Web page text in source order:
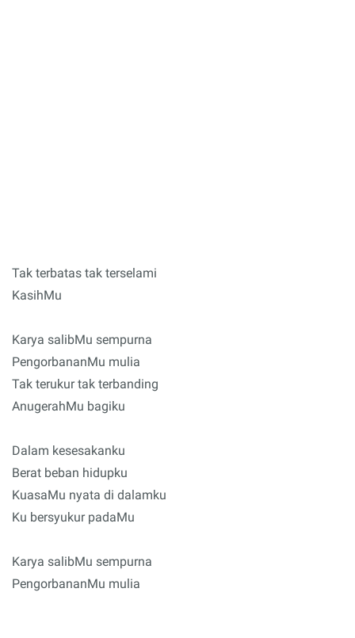
Tak terbatas tak terselami
KasihMu
Karya salibMu sempurna
PengorbananMu mulia
Tak terukur tak terbanding
AnugerahMu bagiku
Dalam kesesakanku
Berat beban hidupku
KuasaMu nyata di dalamku
Ku bersyukur padaMu
Karya salibMu sempurna
PengorbananMu mulia